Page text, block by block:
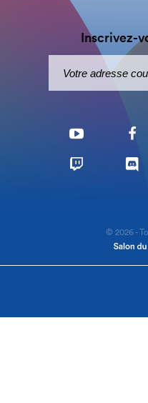
Inscrivez-
© 2026 -